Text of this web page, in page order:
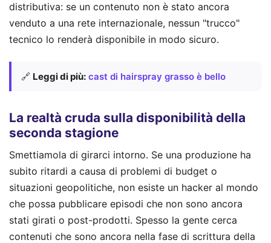
distributiva: se un contenuto non è stato ancora
venduto a una rete internazionale, nessun "trucco"
tecnico lo renderà disponibile in modo sicuro.
🔗 Leggi di più: cast di hairspray grasso è bello
La realtà cruda sulla disponibilità della
seconda stagione
Smettiamola di girarci intorno. Se una produzione ha
subito ritardi a causa di problemi di budget o
situazioni geopolitiche, non esiste un hacker al mondo
che possa pubblicare episodi che non sono ancora
stati girati o post-prodotti. Spesso la gente cerca
contenuti che sono ancora nella fase di scrittura della